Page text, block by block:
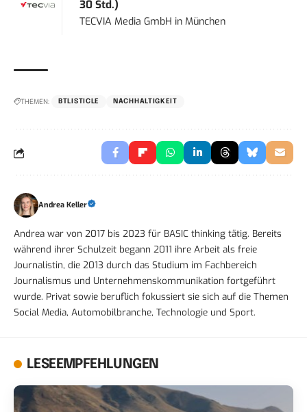
30 Std.)
TECVIA Media GmbH inMünchen
THEMEN: BTLISTICLE NACHHALTIGKEIT
Andrea Keller
Andrea war von 2017 bis 2023 für BASIC thinking tätig. Bereits
während ihrer Schulzeit begann 2011 ihre Arbeit als freie
Journalistin, die 2013 durch das Studium im Fachbereich
Journalismus und Unternehmenskommunikation fortgeführt
wurde. Privat sowie beruflich fokussiert sie sich auf die Themen
Social Media, Automobilbranche, Technologie und Sport.
LESEEMPFEHLUNGEN